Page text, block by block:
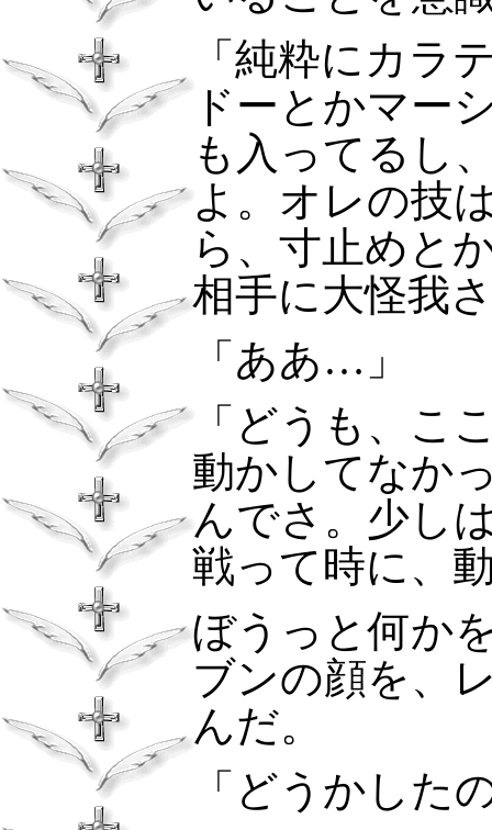
「純粋にカラ
ドーとかマー
も入ってるし
よ。オレの技
ら、寸止めと
相手に大怪我
「ああ…」
「どうも、こ
動かしてなか
んでさ。少し
戦って時に、
ぼうっと何か
ブンの顔を、
んだ。
「どうかした